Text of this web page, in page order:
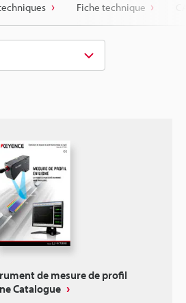
Fiche technique
de mesure de profil
Catalogue